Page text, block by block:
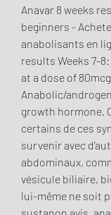
Anavar 8 weeks
beginners -
anabolisants en
results Weeks 7-
at a dose of
Anabolic/
growth hormone.
certains de ces
survenir avec
abdominaux,
vésicule biliaire,
lui-même ne soit